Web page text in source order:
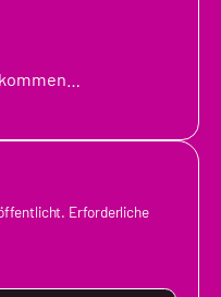
Erforderliche